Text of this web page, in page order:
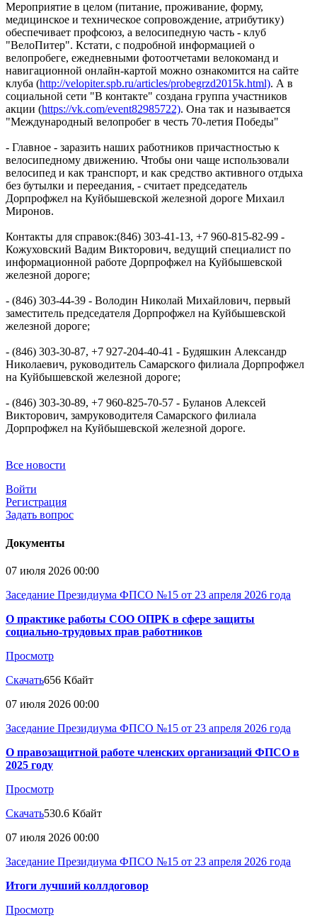
Мероприятие в целом (питание, проживание, форму,
медицинское и техническое сопровождение, атрибутику)
обеспечивает профсоюз, а велосипедную часть - клуб
"ВелоПитер". Кстати, с подробной информацией о
велопробеге, ежедневными фотоотчетами велокоманд и
навигационной онлайн-картой можно ознакомится на сайте
клуба (http://velopiter.spb.ru/articles/probegrzd2015k.html). А в
социальной сети "В контакте" создана группа участников
акции (https://vk.com/event82985722). Она так и называется
"Международный велопробег в честь 70-летия Победы"
- Главное - заразить наших работников причастностью к
велосипедному движению. Чтобы они чаще использовали
велосипед и как транспорт, и как средство активного отдыха
без бутылки и переедания, - считает председатель
Дорпрофжел на Куйбышевской железной дороге Михаил
Миронов.
Контакты для справок:(846) 303-41-13, +7 960-815-82-99 -
Кожуховский Вадим Викторович, ведущий специалист по
информационной работе Дорпрофжел на Куйбышевской
железной дороге;
- (846) 303-44-39 - Володин Николай Михайлович, первый
заместитель председателя Дорпрофжел на Куйбышевской
железной дороге;
- (846) 303-30-87, +7 927-204-40-41 - Будяшкин Александр
Николаевич, руководитель Самарского филиала Дорпрофжел
на Куйбышевской железной дороге;
- (846) 303-30-89, +7 960-825-70-57 - Буланов Алексей
Викторович, замруководителя Самарского филиала
Дорпрофжел на Куйбышевской железной дороге.
Все новости
Войти
Регистрация
Задать вопрос
Документы
07 июля 2026 00:00
Заседание Президиума ФПСО №15 от 23 апреля 2026 года
О практике работы СОО ОПРК в сфере защиты
социально-трудовых прав работников
Просмотр
Скачать656 Кбайт
07 июля 2026 00:00
Заседание Президиума ФПСО №15 от 23 апреля 2026 года
О правозащитной работе членских организаций ФПСО в
2025 году
Просмотр
Скачать530.6 Кбайт
07 июля 2026 00:00
Заседание Президиума ФПСО №15 от 23 апреля 2026 года
Итоги лучший коллдоговор
Просмотр